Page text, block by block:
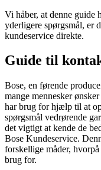
Vi håber, at denne
yderligere spørgsmål, er
kundeservice direkte.
Guide til
Bose, en førende
mange mennesker
har brug for hjælp til at
spørgsmål vedrørende
det vigtigt at kende de
Bose Kundeservice.
forskellige måder,
brug for.